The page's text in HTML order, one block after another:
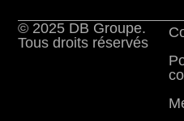
© 2025 DB Groupe.
Tous droits réservés